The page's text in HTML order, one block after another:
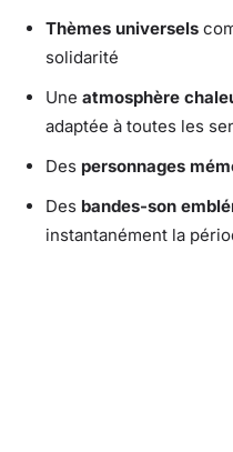
Thèmes universels
solidarité
Une atmosphère
adaptée à toutes les
Des personnages
Des bandes-son
instantanément la